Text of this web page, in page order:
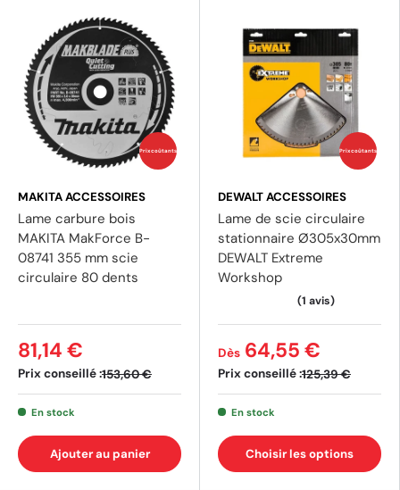
Prix coûtants
MAKITA ACCESSOIRES
Lame carbure bois
MAKITA MakForce B-
08741 355 mm scie
circulaire 80 dents
Prix conseillé :153,60 €
81,14 €
En stock
Ajouter au panier
Prix coûtants
DEWALT ACCESSOIRES
Lame de scie circulaire
stationnaire Ø305x30mm
DEWALT Extreme
Workshop
Prix conseillé :125,39 €
Dès 64,55 €
En stock
Choisir les options